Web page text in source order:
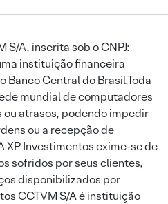
S/A, inscrita sob o CNPJ:
instituição financeira
Banco Central do Brasil.Toda
mundial de computadores
atrasos, podendo impedir
ou a recepção de
XP Investimentos exime-se de
sofridos por seus clientes,
disponibilizados por
CCTVM S/A é instituição